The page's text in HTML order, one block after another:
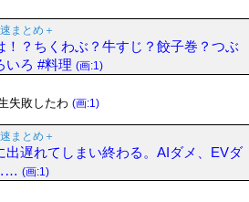
まとめ＋
？ちくわぶ？牛すじ？餃子巻？つぶ
いろ #料理 (画:1)
失敗したわ (画:1)
まとめ＋
出遅れてしまい終わる。AIダメ、EVダ
(画:1)